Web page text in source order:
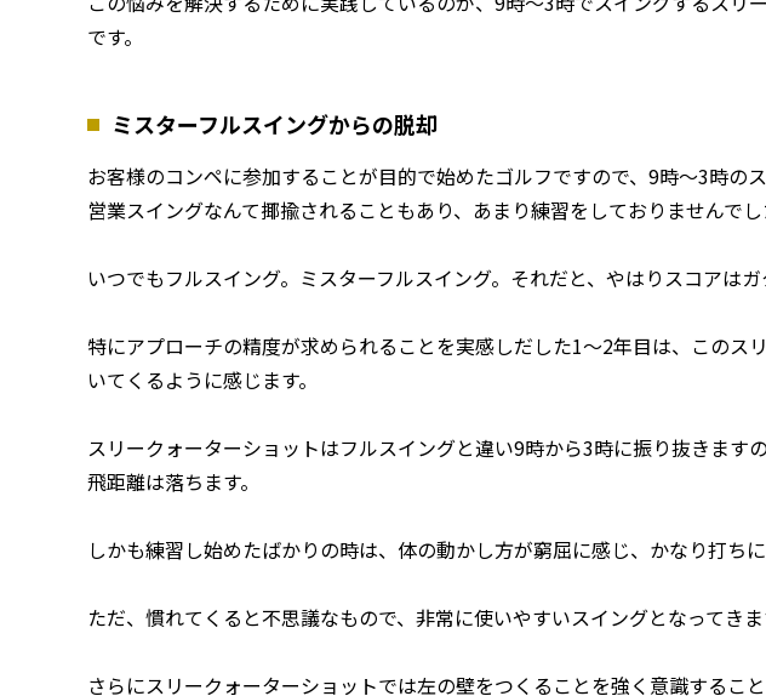
です。
ミスターフルスイングからの脱却
お客様のコンペに参加することが目的で始めたゴルフですので、9時〜3時の
営業スイングなんて揶揄されることもあり、あまり練習をしておりませんでし
いつでもフルスイング。ミスターフルスイング。それだと、やはりスコアはガ
特にアプローチの精度が求められることを実感しだした1～2年目は、このス
いてくるように感じます。
スリークォーターショットはフルスイングと違い9時から3時に振り抜きます
飛距離は落ちます。
しかも練習し始めたばかりの時は、体の動かし方が窮屈に感じ、かなり打ちに
ただ、慣れてくると不思議なもので、非常に使いやすいスイングとなってきま
さらにスリークォーターショットでは左の壁をつくることを強く意識するこ